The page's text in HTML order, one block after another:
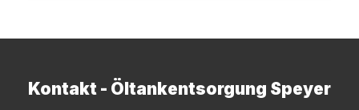
Kontakt - Öltankentsorgung Speyer